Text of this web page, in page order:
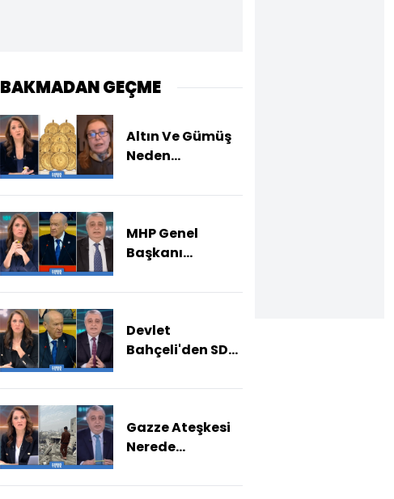
BAKMADAN GEÇME
Altın Ve Gümüş
Neden
MHP Genel
Başkanı
Yorumu Nasıl
Devlet
Bahçeli'den SDG
İsrail'in Planı
Gazze Ateşkesi
Nerede
Yol Alınacak?